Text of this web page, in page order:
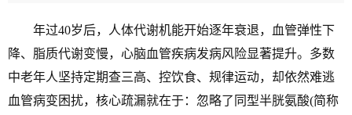
年过40岁后，人体代谢机能开始逐年衰退，血管弹性下
降、脂质代谢变慢，心脑血管疾病发病风险显著提升。多数
中老年人坚持定期查三高、控饮食、规律运动，却依然难逃
血管病变困扰，核心疏漏就在于：忽略了同型半胱氨酸(简称